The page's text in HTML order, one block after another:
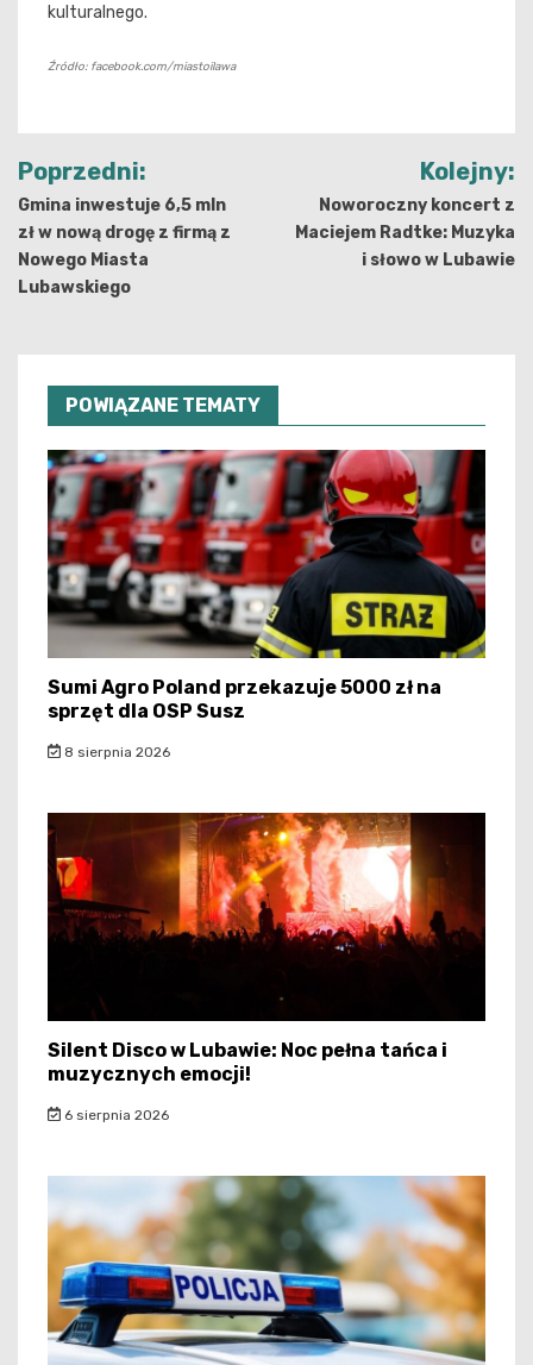
kulturalnego.
Źródło: facebook.com/miastoilawa
Nawigacja
wpisu
Poprzedni:
Gmina inwestuje 6,5 mln
zł w nową drogę z firmą z
Nowego Miasta
Lubawskiego
Kolejny:
Noworoczny koncert z
Maciejem Radtke: Muzyka
i słowo w Lubawie
POWIĄZANE TEMATY
Sumi Agro Poland przekazuje 5000 zł na
sprzęt dla OSP Susz
8 sierpnia 2026
Silent Disco w Lubawie: Noc pełna tańca i
muzycznych emocji!
6 sierpnia 2026